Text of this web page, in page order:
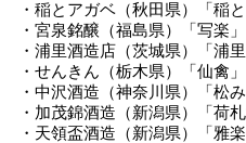
・稲とアガベ（秋田県）「稲と
・宮泉銘醸（福島県）「写楽」
・浦里酒造店（茨城県）「浦里
・せんきん（栃木県）「仙禽」
・中沢酒造（神奈川県）「松み
・加茂錦酒造（新潟県）「荷札
・天領盃酒造（新潟県）「雅楽